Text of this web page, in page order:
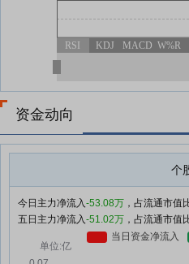
RSI KDJ MACD W%R
资金动向
个
今日主力净流入-53.08万 ，占流通市值
五日主力净流入-51.02万 ，占流通市值